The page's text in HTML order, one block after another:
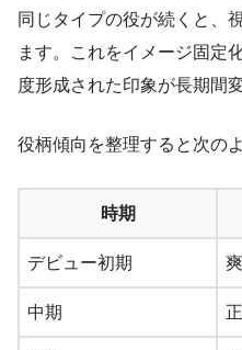
同じタイプの役が続くと、
ます。これをイメージ固定
度形成された印象が長期間
役柄傾向を整理すると次の
時期
デビュー初期
中期